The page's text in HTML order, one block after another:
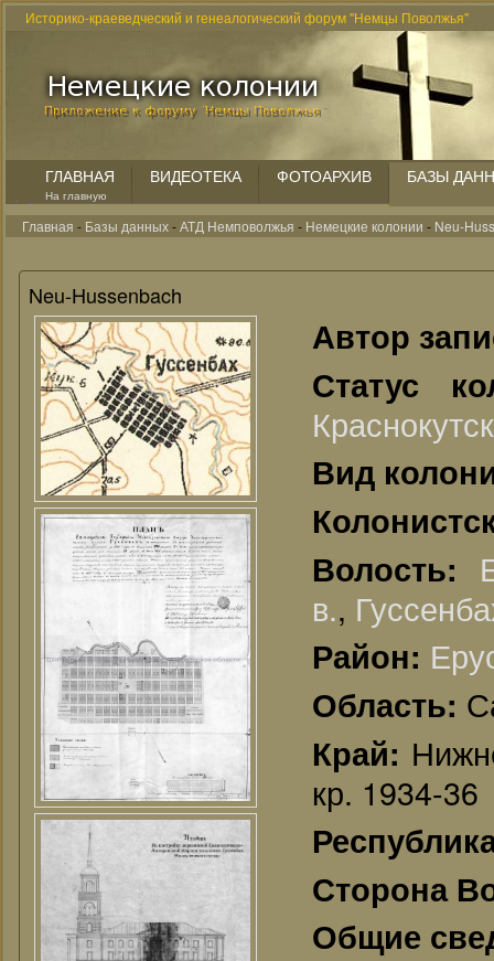
Историко-краеведческий и генеалогический форум "Немцы Поволжья"
ГЛАВНАЯ
На главную
ВИДЕОТЕКА ФОТОАРХИВ БАЗЫ
Главная - Базы данных-АТД Немповолжья - Немецкие колонии - Neu-
Neu-Hussenbach
Автор
Статус
Вид
Волость:
в.,
Район:
Область:
Край:
кр. 1934-36
Сторона
Общие